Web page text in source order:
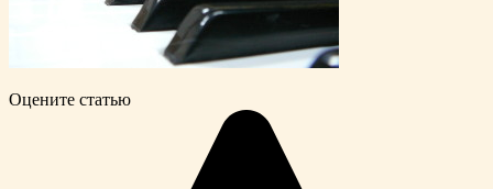
Оцените статью